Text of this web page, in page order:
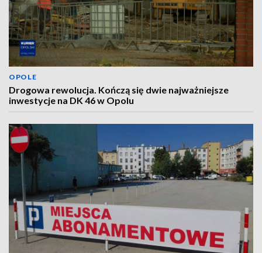
OPOLE
Drogowa rewolucja. Kończą się dwie najważniejsze
inwestycje na DK 46 w Opolu